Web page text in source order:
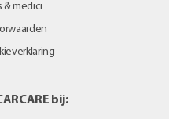
& medici
bij: